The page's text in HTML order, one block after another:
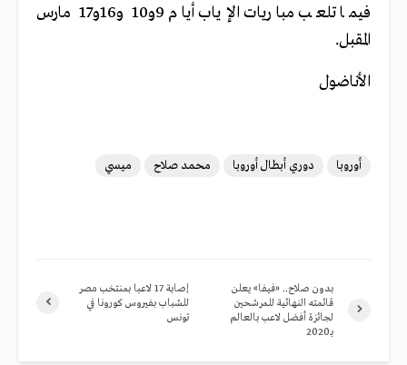
فيما تلعب مباريات الإياب أيام 9و10 و16و17 مارس
المقبل.
الأناضول
أوروبا دوري أبطال أوروبا محمد صلاح ميسي
إصابة 17 لاعبا بمنتخب مصر
للشباب بفيروس كورونا في
تونس
بدون صلاح.. «فيفا» يعلن
قائمته النهائية للمرشحين
لجائزة أفضل لاعب بالعالم
بـ2020